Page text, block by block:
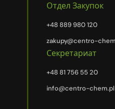
Отдел Закупок
+48 889 980 120
zakupy@centro-
Секретариат
+48 81 756 55 20
info@centro-chem.pl